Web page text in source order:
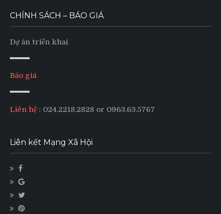
CHÍNH SÁCH – BÁO GIÁ
Dự án triển khai
Báo giá
Liên hệ : 024.2218.2828 or 0963.63.5767
Liên kết Mạng Xã Hội